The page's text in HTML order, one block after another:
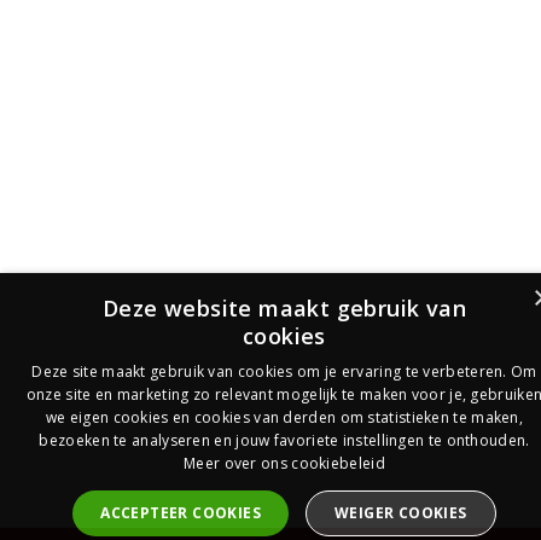
Deze website maakt gebruik van
cookies
Deze site maakt gebruik van cookies om je ervaring te verbeteren. Om
onze site en marketing zo relevant mogelijk te maken voor je,
we eigen cookies en cookies van derden om statistieken te maken,
bezoeken te analyseren en jouw favoriete instellingen te onthouden.
Meer over ons cookiebeleid
ACCEPTEER COOKIES WEIGER COOKIES